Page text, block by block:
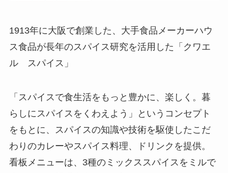
1913年に大阪で創業した、大手食品メーカーハウ
ス食品が長年のスパイス研究を活用した「クワエ
ル スパイス」
「スパイスで食生活をもっと豊かに、楽しく。暮
らしにスパイスをくわえよう」というコンセプト
をもとに、スパイスの知識や技術を駆使したこだ
わりのカレーやスパイス料理、ドリンクを提供。
看板メニューは、3種のミックススパイスをミルで